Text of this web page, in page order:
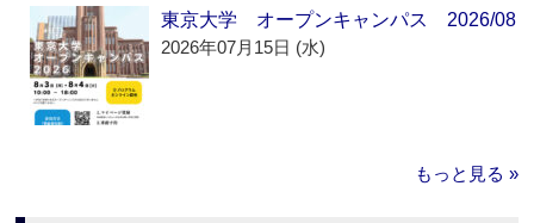
東京大学 オープンキャンパス 2026/08
2026年07月15日 (水)
もっと見る »